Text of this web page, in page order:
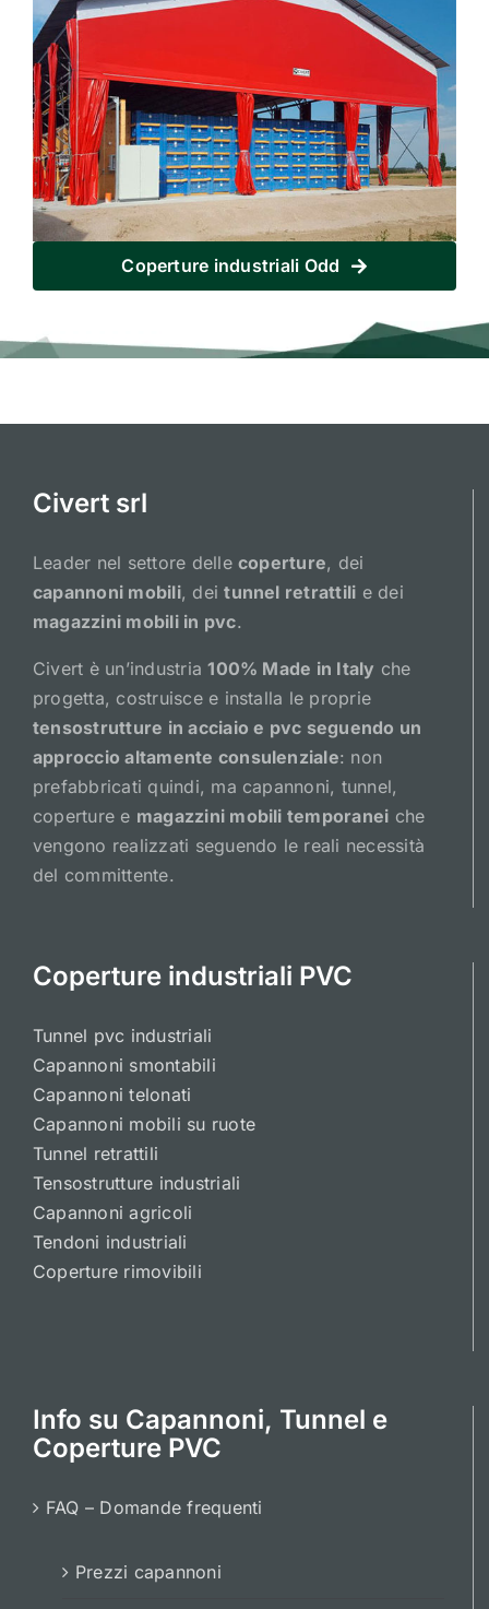
Coperture industriali Odd
Civert srl
Leader nel settore delle coperture, dei
capannoni mobili, deitunnel retrattili e dei
magazzini mobili in pvc.
Civert è un’industria100% Made in Italy che
progetta, costruisce e installa le proprie
tensostrutture in acciaio e pvc seguendo un
approccio altamente consulenziale: non
prefabbricati quindi, ma capannoni, tunnel,
coperture e magazzini mobili temporanei che
vengono realizzati seguendo le reali necessità
del committente.
Coperture industriali PVC
Tunnel pvc industriali
Capannoni smontabili
Capannoni telonati
Capannoni mobili su ruote
Tunnel retrattili
Tensostrutture industriali
Capannoni agricoli
Tendoni industriali
Coperture rimovibili
Info su Capannoni, Tunnel e
Coperture PVC
FAQ – Domande frequenti
Prezzi capannoni